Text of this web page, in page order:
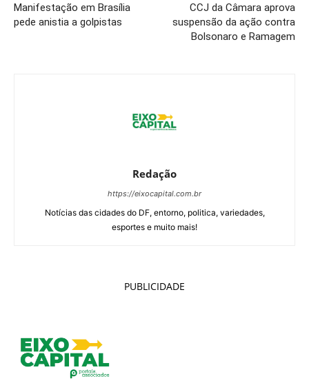
Manifestação em Brasília
pede anistia a golpistas
CCJ da Câmara aprova
suspensão da ação contra
Bolsonaro e Ramagem
Redação
https://eixocapital.com.br
Notícias das cidades do DF, entorno, politica, variedades,
esportes e muito mais!
PUBLICIDADE